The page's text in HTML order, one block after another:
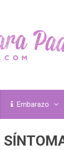
Embarazo